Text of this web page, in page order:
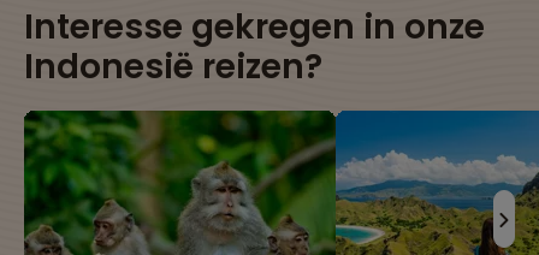
Interesse gekregen in onze
Indonesië reizen?